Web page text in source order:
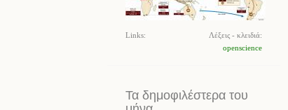
Λέξεις - κλειδιά:
openscience
Links:
Τα δημοφιλέστερα του